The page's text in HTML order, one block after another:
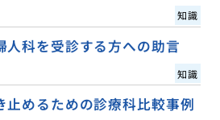
知識
人科を受診する方への助言
知識
止めるための診療科比較事例